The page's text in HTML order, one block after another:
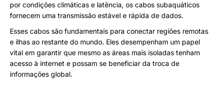
por condições climáticas e latência, os cabos subaquáticos
fornecem uma transmissão estável e rápida de dados.
Esses cabos são fundamentais para conectar regiões remotas
e ilhas ao restante do mundo. Eles desempenham um papel
vital em garantir que mesmo as áreas mais isoladas tenham
acesso à internet e possam se beneficiar da troca de
informações global.